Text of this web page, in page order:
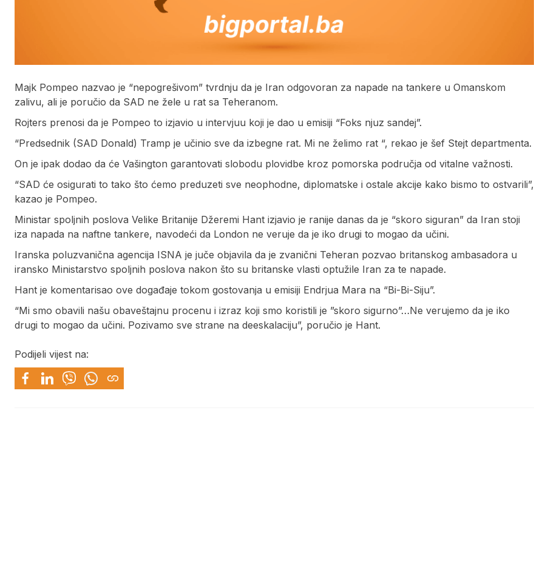
Majk Pompeo nazvao je “nepogrešivom” tvrdnju da je Iran odgovoran za napade na tankere u Omanskom
zalivu, ali je poručio da SAD ne žele u rat sa Teheranom.
Rojters prenosi da je Pompeo to izjavio u intervjuu koji je dao u emisiji “Foks njuz sandej”.
“Predsednik (SAD Donald) Tramp je učinio sve da izbegne rat. Mi ne želimo rat “, rekao je šef Stejt departmenta.
On je ipak dodao da će Vašington garantovati slobodu plovidbe kroz pomorska područja od vitalne važnosti.
“SAD će osigurati to tako što ćemo preduzeti sve neophodne, diplomatske i ostale akcije kako bismo to ostvarili”,
kazao je Pompeo.
Ministar spoljnih poslova Velike Britanije Džeremi Hant izjavio je ranije danas da je “skoro siguran” da Iran stoji
iza napada na naftne tankere, navodeći da London ne veruje da je iko drugi to mogao da učini.
Iranska poluzvanična agencija ISNA je juče objavila da je zvanični Teheran pozvao britanskog ambasadora u
iransko Ministarstvo spoljnih poslova nakon što su britanske vlasti optužile Iran za te napade.
Hant je komentarisao ove događaje tokom gostovanja u emisiji Endrjua Mara na “Bi-Bi-Siju”.
“Mi smo obavili našu obaveštajnu procenu i izraz koji smo koristili je ”skoro sigurno”…Ne verujemo da je iko
drugi to mogao da učini. Pozivamo sve strane na deeskalaciju”, poručio je Hant.
Podijeli vijest na: